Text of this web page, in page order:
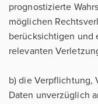
prognostizierte
möglichen
berücksichtigen und
relevanten
b) die Verpflichtung,
Daten unverzüglich